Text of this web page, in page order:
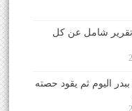
شامل عن كل
اليوم ثم يقود حصته